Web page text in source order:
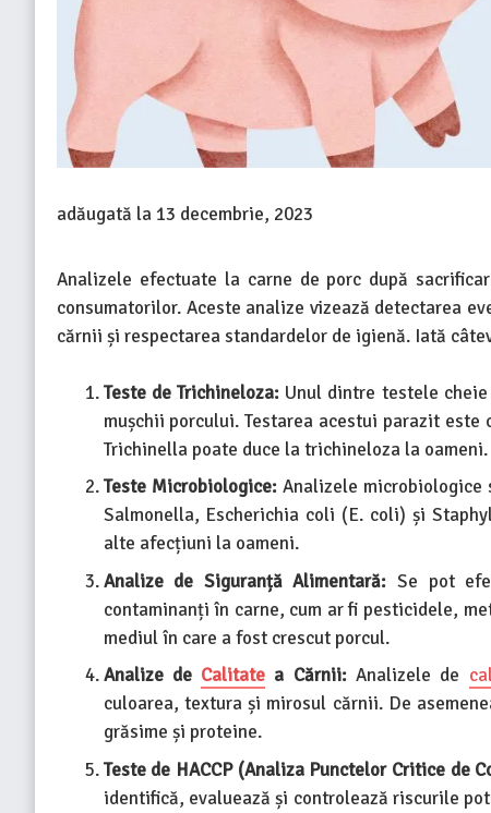
adăugată la 13 decembrie, 2023
Analizele efectuate la carne de porc după
consumatorilor. Aceste analize vizează detectarea
cărnii și respectarea standardelor de igienă. Iată
Teste de Trichineloza:Unul dintre testele
mușchii porcului. Testarea acestui parazit
Trichinella poate duce la trichineloza la oameni.
Teste Microbiologice:Analizele microbiologice
Salmonella, Escherichia coli (E. coli) și
alte afecțiuni la oameni.
Analize de Siguranță Alimentară: Se pot
contaminanți în carne, cum ar fi pesticidele,
mediul în care a fost crescut porcul.
Analize de Calitate a Cărnii:Analizele de
culoarea, textura și mirosul cărnii. De
grăsime și proteine.
Teste de HACCP (Analiza Punctelor Critice de
identifică, evaluează și controlează riscurile